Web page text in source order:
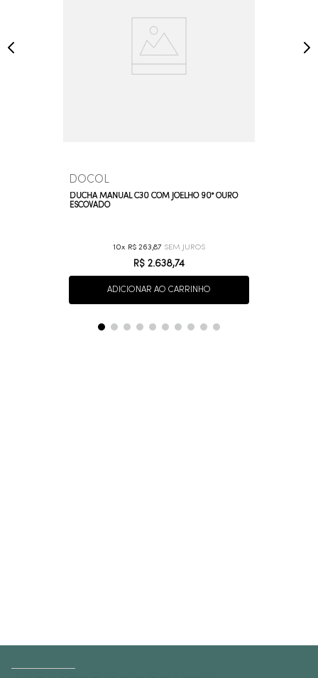
DOCOL
DUCHA MANUAL C30 COM JOELHO 90° OURO
ESCOVADO
10 R$ 263,87
R$ 2.638,74
ADICIONAR AO CARRINHO